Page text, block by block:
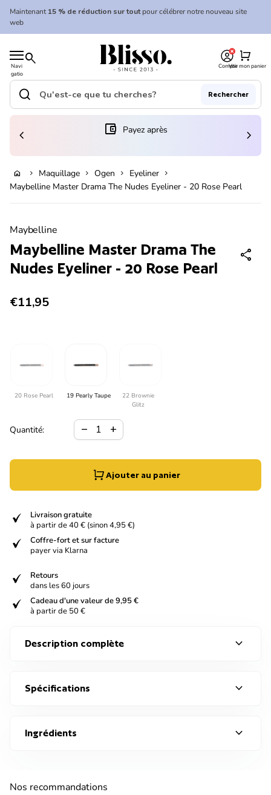
Skip to content
Maintenant15 % de réduction sur toutpour célébrer notre nouveau site
web
Navi
gatio
n
mobil
search
Accueil
CompteVoir mon panier
shopping_cart
Accueil
Recherche"
search Rechercher
(le lien s'ouvre dans un nouvel onglet/fenêtre)
account_balance_wallet Payez après
chevron_left chevron_right
home chevron_right Maquillage chevron_right Ogen chevron_right Eyeliner chevron_right
Maybelline Master Drama The Nudes Eyeliner - 20 Rose Pearl
Maybelline
Maybelline Master Drama The
Nudes Eyeliner - 20 Rose Pearl
share
Prix normal
€11,95
20 Rose Pearl 19 Pearly Taupe
22 Brownie
Glitz
Quantité:
Diminuer la quantité pour
remove
Augmenter la quantité pour
add
Ajouter au panier
verified
Livraison gratuite
à partir de 40 € (sinon 4,95 €)
verified
Coffre-fort et sur facture
payer via Klarna
verified
Retours
dans les 60 jours
verified
Cadeau d'une valeur de 9,95 €
à partir de 50 €
Description complète expand_more
Spécifications expand_more
Ingrédients expand_more
Nos recommandations